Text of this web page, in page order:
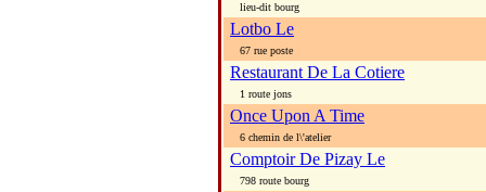
lieu-dit bourg
Lotbo Le
67 rue poste
Restaurant De La Cotiere
1 route jons
Once Upon A Time
6 chemin de l\'atelier
Comptoir De Pizay Le
798 route bourg